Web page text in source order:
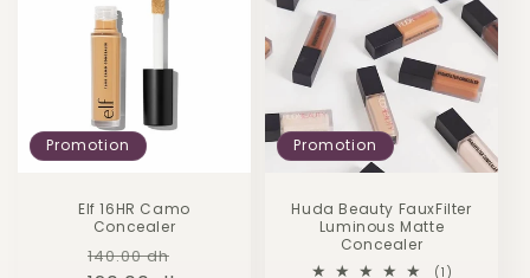
Promotion
Elf 16HR Camo
Concealer
Prix
140.00 dh
Promotion
Huda Beauty FauxFilter
Luminous Matte
Concealer
(1)